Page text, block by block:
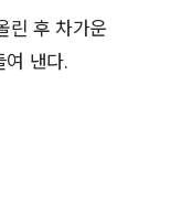
린 후 차가운
낸다.